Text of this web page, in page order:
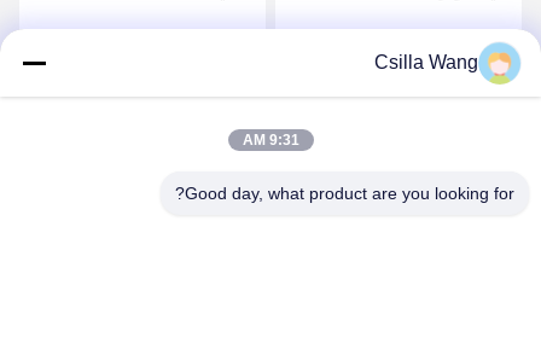
احصل على افضل سعر
Csilla Wang
9:31 AM
Good day, what product are you looking for?